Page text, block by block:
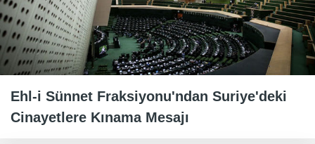
Ehl-i Sünnet Fraksiyonu'ndan Suriye'deki
Cinayetlere Kınama Mesajı